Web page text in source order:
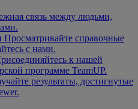
связь между людьми,
Просматривайте справочные
с нами.
к нашей
программе TeamUP.
результаты, достигнутые